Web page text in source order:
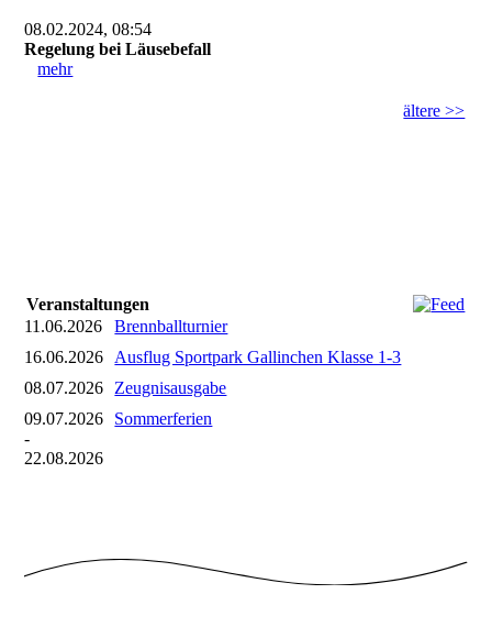
08.02.2024, 08:54
Regelung bei Läusebefall
mehr
ältere >>
Veranstaltungen
11.06.2026
Brennballturnier
16.06.2026
Ausflug Sportpark Gallinchen Klasse 1-3
08.07.2026
Zeugnisausgabe
09.07.2026
-
22.08.2026
Sommerferien